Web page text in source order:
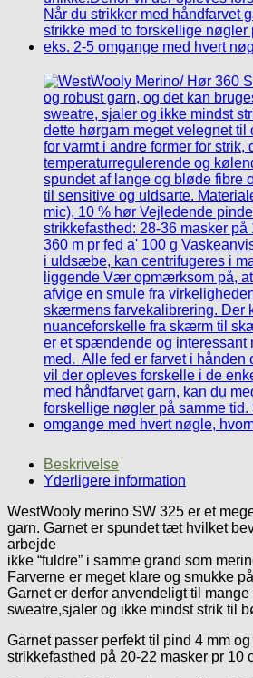
Beskrivelse
Yderligere information
WestWooly merino SW 325 er et
garn. Garnet er spundet tæt hvilket
arbejde
ikke “fuldre” i samme grand som
Farverne er meget klare og smukke
Garnet er derfor anvendeligt til mange
sweatre,sjaler og ikke mindst strik til
Garnet passer perfekt til pind 4 mm
strikkefasthed på 20-22 masker pr 10